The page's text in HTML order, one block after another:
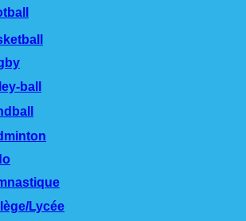
ball
Lycée